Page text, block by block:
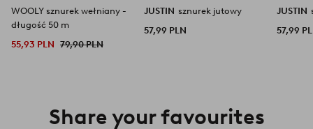
WOOLY sznurek wełniany -
długość 50 m
55,93 PLN 79,90 PLN
JUSTIN sznurek jutowy
57,99 PLN
JUSTIN
57,99
Share your favourites